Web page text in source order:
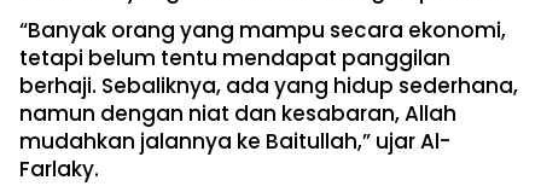
“Banyak orang yang mampu secara ekonomi,
tetapi belum tentu mendapat panggilan
berhaji. Sebaliknya, ada yang hidup sederhana,
namun dengan niat dan kesabaran, Allah
mudahkan jalannya ke Baitullah,” ujar Al-
Farlaky.